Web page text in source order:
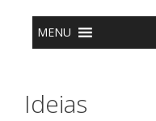
conteúdo
MENU
Ideias